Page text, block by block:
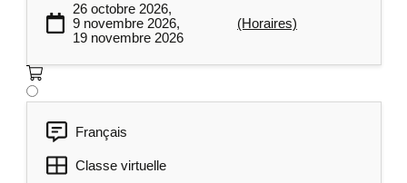
26 octobre 2026,
9 novembre 2026,
19 novembre 2026
(Horaires)
Français
Classe virtuelle